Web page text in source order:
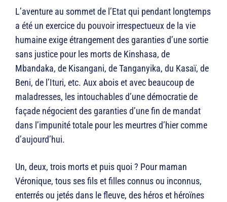
L’aventure au sommet de l’Etat qui pendant longtemps
a été un exercice du pouvoir irrespectueux de la vie
humaine exige étrangement des garanties d’une sortie
sans justice pour les morts de Kinshasa, de
Mbandaka, de Kisangani, de Tanganyika, du Kasaï, de
Beni, de l’Ituri, etc. Aux abois et avec beaucoup de
maladresses, les intouchables d’une démocratie de
façade négocient des garanties d’une fin de mandat
dans l’impunité totale pour les meurtres d’hier comme
d’aujourd’hui.
Un, deux, trois morts et puis quoi ? Pour maman
Véronique, tous ses fils et filles connus ou inconnus,
enterrés ou jetés dans le fleuve, des héros et héroïnes